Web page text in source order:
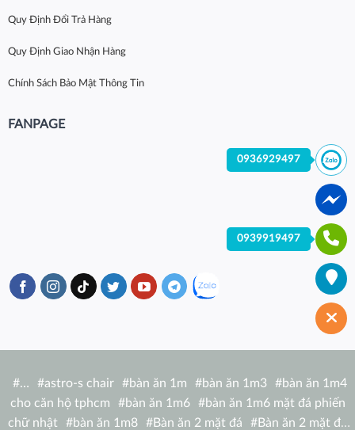
Quy Định Đổi Trả Hàng
Quy Định Giao Nhận Hàng
Chính Sách Bảo Mật Thông Tin
FANPAGE
#… #astro-s chair #bàn ăn 1m #bàn ăn 1m3 #bàn ăn 1m4
cho căn hộ tphcm
#bàn ăn 1m6 #bàn ăn 1m6 mặt đá phiến
chữ nhật
#bàn ăn 1m8 #Bàn ăn 2 mặt đá #Bàn ăn 2 mặt đá
0936929497
0939919497